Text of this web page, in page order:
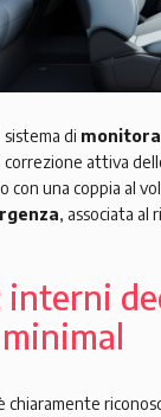
di
attiva
con una coppia al
, associata al
interni
chiaramente